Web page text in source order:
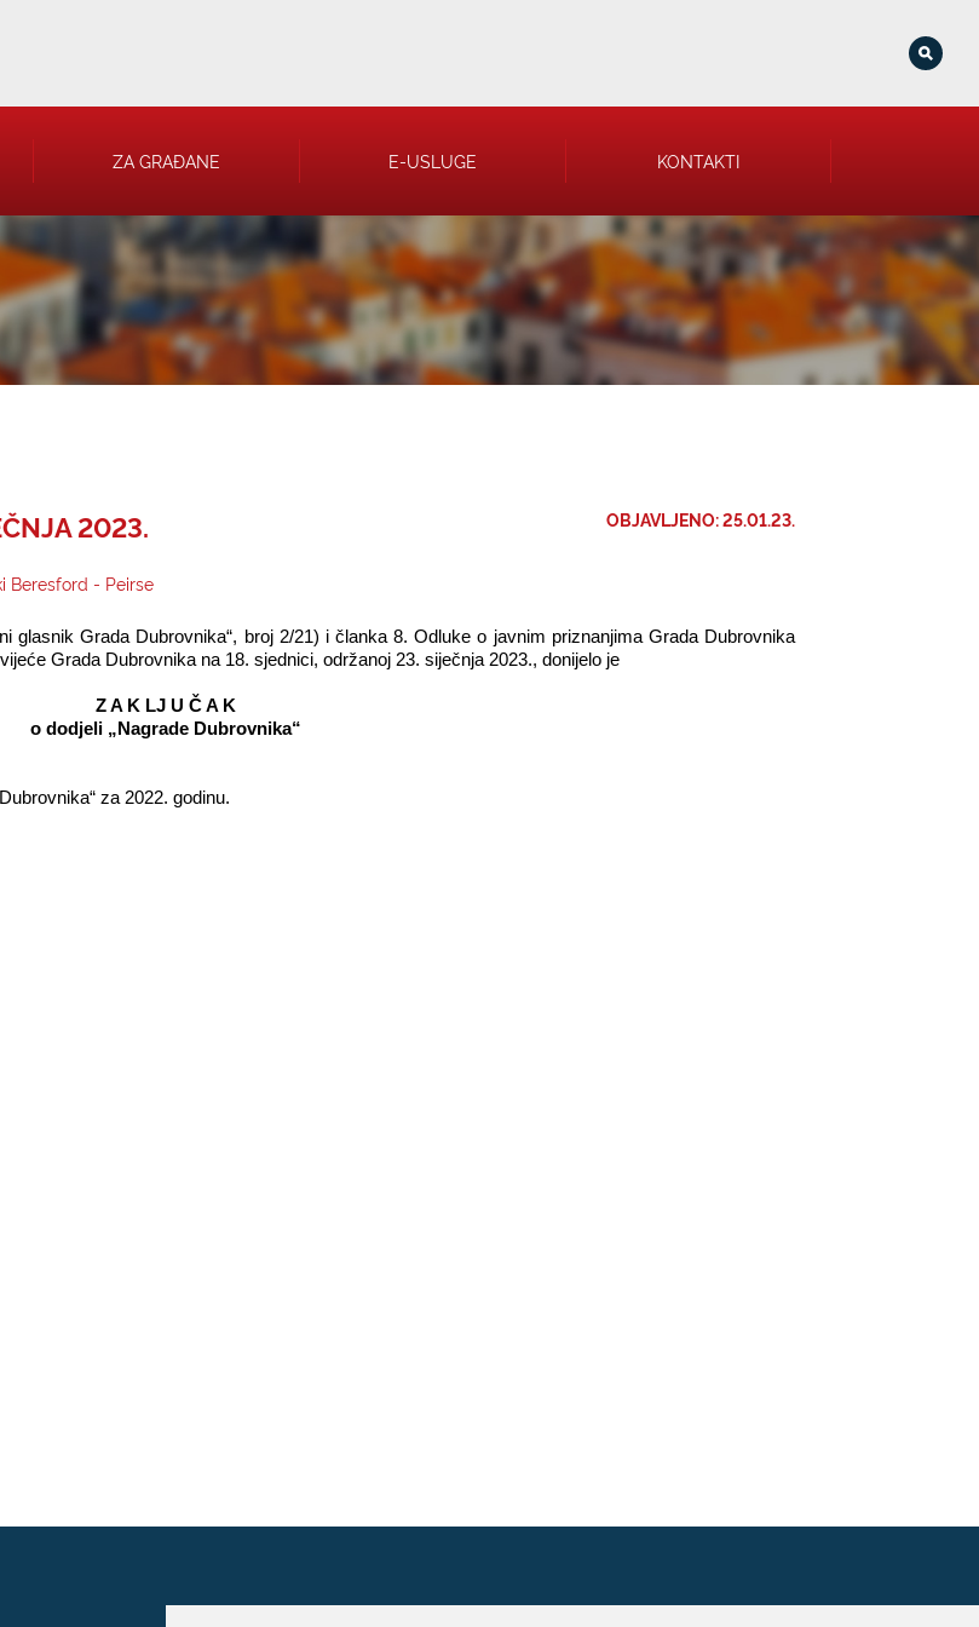
ZA GRAĐANE E-USLUGE KONTAKTI
2023. OBJAVLJENO: 25.01.23.
Beresford - Peirse
glasnik Grada Dubrovnika“, broj 2/21) i članka 8. Odluke o javnim priznanjima Grada Dubrovnika
Grada Dubrovnika na 18. sjednici, održanoj 23. siječnja 2023., donijelo je
Z A K LJ U Č A K
o dodjeli „Nagrade Dubrovnika“
za 2022. godinu.